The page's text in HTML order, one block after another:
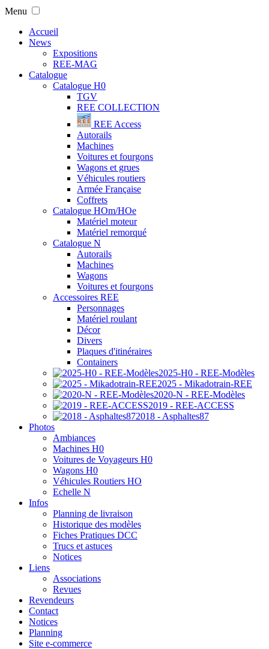
Menu
Accueil
News
Expositions
REE-MAG
Catalogue
Catalogue H0
TGV
REE COLLECTION
REE Access
Autorails
Machines
Voitures et fourgons
Wagons et grues
Véhicules routiers
Armée Française
Coffrets
Catalogue HOm/HOe
Matériel moteur
Matériel remorqué
Catalogue N
Autorails
Machines
Wagons
Voitures et fourgons
Accessoires REE
Personnages
Matériel roulant
Décor
Divers
Plaques d'itinéraires
Containers
2025-H0 - REE-Modèles
2025 - Mikadotrain-REE
2020-N - REE-Modèles
2019 - REE-ACCESS
2018 - Asphaltes87
Photos
Ambiances
Machines H0
Voitures de Voyageurs H0
Wagons H0
Véhicules Routiers HO
Echelle N
Infos
Planning de livraison
Historique des modèles
Fiches Pratiques DCC
Trucs et astuces
Notices
Liens
Associations
Revues
Revendeurs
Contact
Notices
Planning
Site e-commerce